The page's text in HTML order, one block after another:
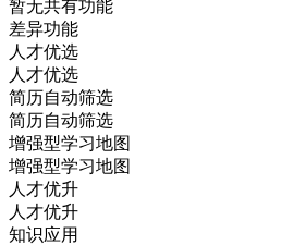
暂无共有功能
差异功能
人才优选
人才优选
简历自动筛选
简历自动筛选
增强型学习地图
增强型学习地图
人才优升
人才优升
知识应用